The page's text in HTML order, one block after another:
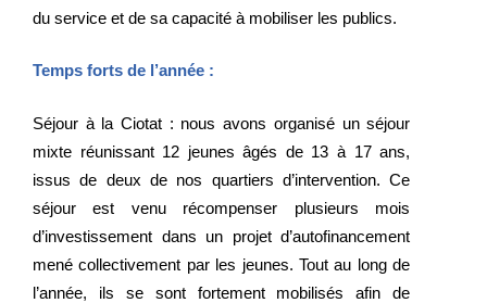
du service et de sa capacité à mobiliser les publics.
Temps forts de l’année :
Séjour à la Ciotat : nous avons organisé un séjour
mixte réunissant 12 jeunes âgés de 13 à 17 ans,
issus de deux de nos quartiers d’intervention. Ce
séjour est venu récompenser plusieurs mois
d’investissement dans un projet d’autofinancement
mené collectivement par les jeunes. Tout au long de
l’année, ils se sont fortement mobilisés afin de